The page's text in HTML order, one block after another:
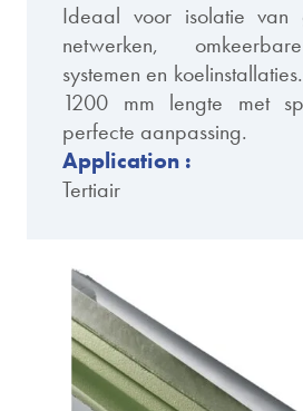
Ideaal voor isolatie van
netwerken,
systemen en
1200 mm lengte met
perfecte aanpassing.
Application :
Tertiair